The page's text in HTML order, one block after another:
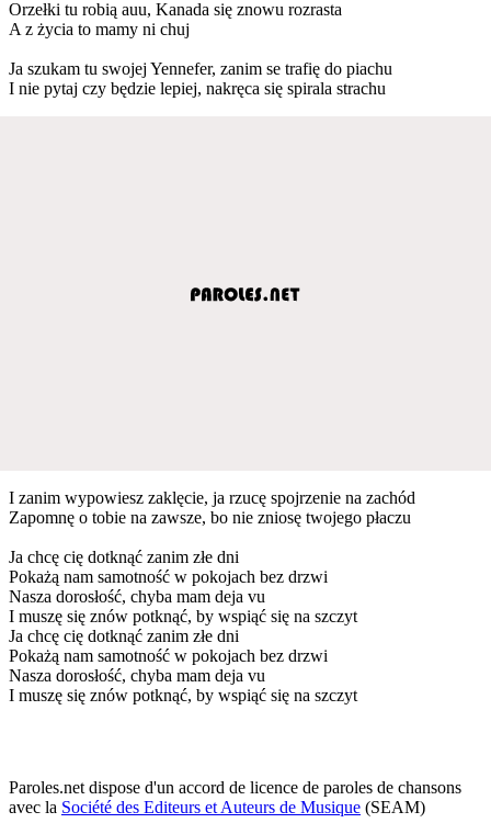
Orzełki tu robią auu, Kanada się znowu rozrasta
A z życia to mamy ni chuj
Ja szukam tu swojej Yennefer, zanim se trafię do piachu
I nie pytaj czy będzie lepiej, nakręca się spirala strachu
I zanim wypowiesz zaklęcie, ja rzucę spojrzenie na zachód
Zapomnę o tobie na zawsze, bo nie zniosę twojego płaczu
Ja chcę cię dotknąć zanim złe dni
Pokażą nam samotność w pokojach bez drzwi
Nasza dorosłość, chyba mam deja vu
I muszę się znów potknąć, by wspiąć się na szczyt
Ja chcę cię dotknąć zanim złe dni
Pokażą nam samotność w pokojach bez drzwi
Nasza dorosłość, chyba mam deja vu
I muszę się znów potknąć, by wspiąć się na szczyt
Paroles.net dispose d'un accord de licence de paroles de chansons
avec la Société des Editeurs et Auteurs de Musique (SEAM)